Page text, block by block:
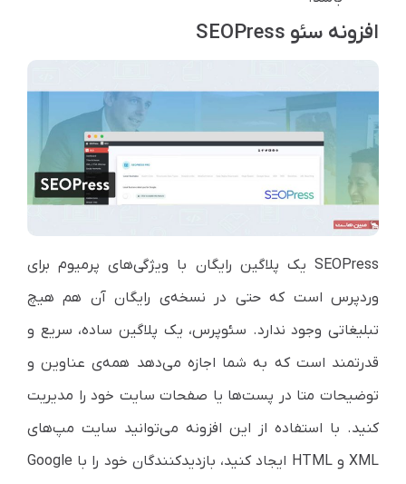
افزونه سئو SEOPress
SEOPress یک پلاگین رایگان با ویژگی‌های پرمیوم برای
وردپرس است که حتی در نسخه‌ی رایگان آن هم هیچ
تبلیغاتی وجود ندارد. سئوپرس، یک پلاگین ساده، سریع و
قدرتمند است که به شما اجازه می‌دهد همه‌ی عناوین و
توضیحات متا در پست‌ها یا صفحات سایت خود را مدیریت
کنید. با استفاده از این افزونه می‌توانید سایت مپ‌های
XML و HTML ایجاد کنید، بازدیدکنندگان خود را با Google